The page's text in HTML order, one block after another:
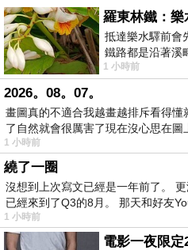
羅東林鐵：樂
抵達樂水驛前會
鐵路都是沿著溪
但因與臺鐵集集
1 小時前
2026。08。07。
畫圖真的不適合我越畫越排斥看得
了自然就會很厲害了現在沒心思在
1 小時前
繞了一圈
沒想到上次寫文已經是一年前了。
已經來到了Q3的8月。 那天和好友
1 小時前